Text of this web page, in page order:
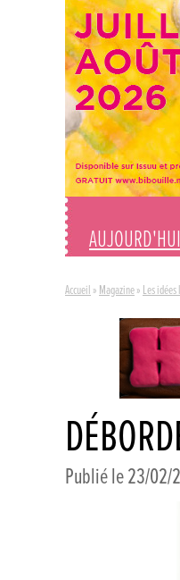
AUJOURD'HUI
Accueil » Magazine» Les
Publié le 23/02/